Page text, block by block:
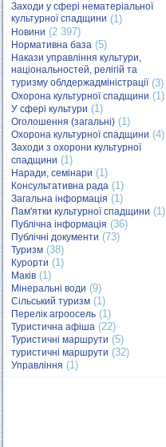
Заходи у сфері нематеріальної
культурної спадщини (1)
Новини (2 397)
Нормативна база (5)
Накази управління культури,
національностей, релігій та
туризму облдержадміністрації(3)
Охорона культурної спадщини (1)
У сфері культури (1)
Оголошення (загальні) (1)
Охорона культурної спадщини (4)
Заходи з охорони культурної
спадщини (1)
Наради, семінари (1)
Консультативна рада (1)
Загальна інформація (1)
Пам'ятки культурної спадщини (1)
Публічна інформація (36)
Публічні документи (73)
Туризм (38)
Курорти (1)
Маків (1)
Мінеральні води (9)
Сільський туризм (1)
Перелік агроосель (1)
Туристична афіша (22)
Туристичні маршрути (5)
туристичні маршрути (32)
Управління (1)